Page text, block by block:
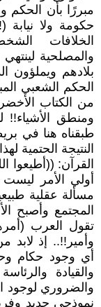
مبررًا بأن الحكم
حكومة ولا نيابة
الخلافات
والمصلحية
بلادهم ويملؤون
الحكم الشعبي
من الكتاب
ومنطق
طبقناه هنا في
النتيجة الحتمية
القرآن: ((أطيعوا
أولي الأمر
مسألة عقلية
المجتمع وأصبح
تقول العرب
وأمير!!.. إذ لابد
أي وجود حكام
والقيادة
والضروري لوجود
نموذجي جديد